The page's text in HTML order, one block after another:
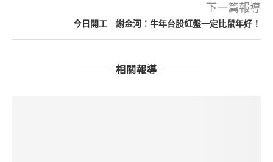
下一篇報導
今日開工 謝金河：牛年台股紅盤一定比鼠年好！
相關報導